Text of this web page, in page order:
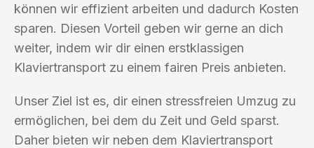
können wir effizient arbeiten und dadurch Kosten
sparen. Diesen Vorteil geben wir gerne an dich
weiter, indem wir dir einen erstklassigen
Klaviertransport zu einem fairen Preis anbieten.
Unser Ziel ist es, dir einen stressfreien Umzug zu
ermöglichen, bei dem du Zeit und Geld sparst.
Daher bieten wir neben dem Klaviertransport